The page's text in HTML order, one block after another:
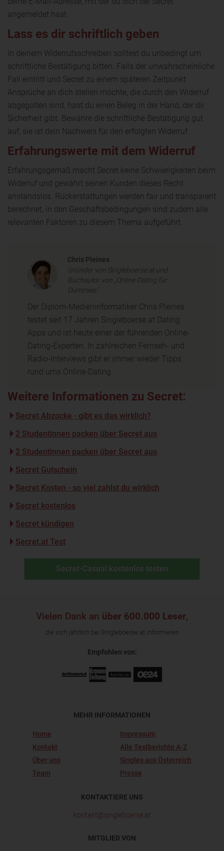
angemeldet hast.
Lass es dir schriftlich geben
In deinem Widerrufsschreiben solltest du unbedingt um
schriftliche Bestätigung bitten. Falls der unwahrscheinliche
Fall eintritt und Secret zu einem späteren Zeitpunkt
Ansprüche an dich stellen möchte, die durch den Widerruf
abgegolten sind, hast du einen Beleg in der Hand, der dir
Sicherheit gibt. Bewahre die schriftliche Bestätigung gut
auf, sie ist dein Nachweis für den erfolgten Widerruf.
Erfahrungswerte mit dem Widerruf
Erfahrungsgemäß macht Secret keine Schwierigkeiten beim
Widerruf und gewährt seinen Kunden dieses Recht
anstandslos. Rückerstattungen werden fair und transparent
berechnet, in den Geschäftsbedingungen sind zudem alle
relevanten Faktoren zu diesem Thema aufgeführt.
Chris Pleines
Gründer von Singleboerse.at und
Buchautor von „Online-Dating für
Dummies“
Der Diplom-Medieninformatiker Chris Pleines
testet seit 17 Jahren Singleboerse.at Dating
Apps und ist heute einer der führenden Online-
Dating-Experten. In zahlreichen Fernseh- und
Radio-Interviews gibt er immer wieder Tipps
rund ums Online-Dating.
Weitere Informationen zu Secret:
Secret Abzocke - gibt es das wirklich?
2 Studentinnen packen über Secret aus
2 Studentinnen packen über Secret aus
Secret Gutschein
Secret Kosten - so viel zahlst du wirklich
Secret kostenlos
Secret kündigen
Secret.at Test
Secret-Casual kostenlos testen
Vielen Dank an über 600.000 Leser,
die sich jährlich bei Singleboerse.at informieren
Empfohlen von:
MEHR INFORMATIONEN
Home
Kontakt
Über uns
Team
Impressum
Alle Testberichte A-Z
Singles aus Österreich
Presse
KONTAKTIERE UNS
kontakt@singleboerse.at
MITGLIED VON